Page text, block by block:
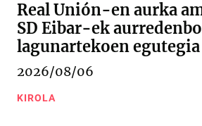
Real Unión-en aurka
SD Eibar-ek
lagunartekoen egutegia
2026/08/06
KIROLA